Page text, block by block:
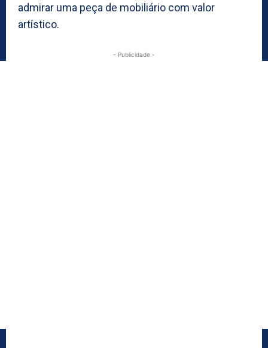
admirar uma peça de mobiliário com valor
artístico.
- Publicidade -